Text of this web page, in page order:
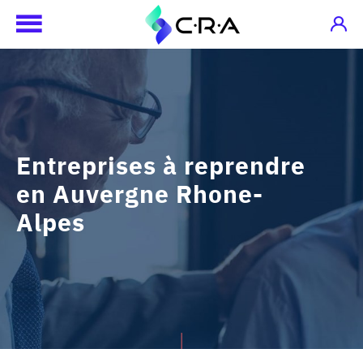
Entreprises à reprendre
en Auvergne Rhone-
Alpes